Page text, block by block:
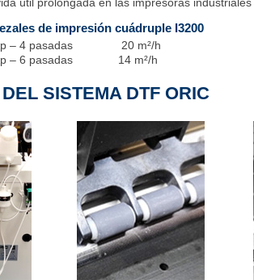
de impresión cuádruple I3200
– 4 pasadas 20 m²/h
– 6 pasadas 14 m²/h
SISTEMA DTF ORIC